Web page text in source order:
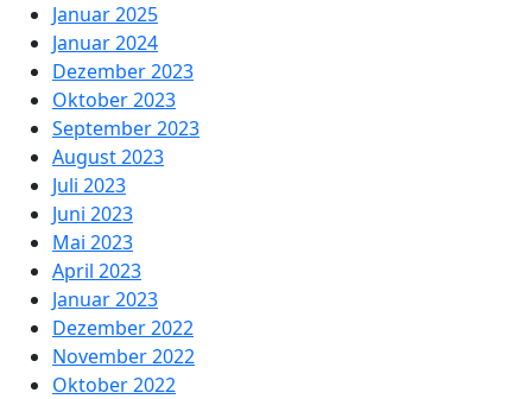
Januar 2025
Januar 2024
Dezember 2023
Oktober 2023
September 2023
August 2023
Juli 2023
Juni 2023
Mai 2023
April 2023
Januar 2023
Dezember 2022
November 2022
Oktober 2022